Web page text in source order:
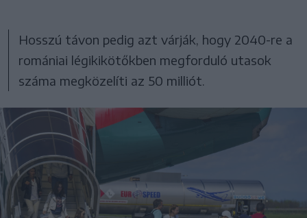
Hosszú távon pedig azt várják, hogy 2040-re a
romániai légikikötőkben megforduló utasok
száma megközelíti az 50 milliót.